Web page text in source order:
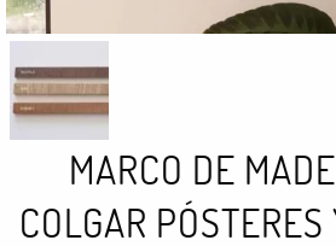
MARCO DE
COLGAR